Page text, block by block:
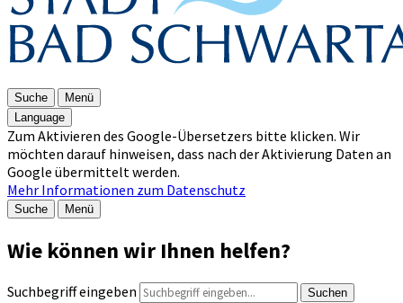
Suche
Menü
Language
Zum Aktivieren des Google-Übersetzers bitte klicken. Wir
möchten darauf hinweisen, dass nach der Aktivierung Daten an
Google übermittelt werden.
Mehr Informationen zum Datenschutz
Suche Menü
Wie können wir Ihnen helfen?
Suchbegriff eingeben Suchen